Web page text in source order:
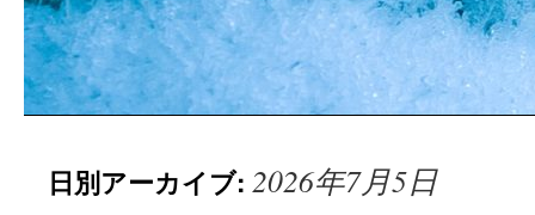
日別アーカイブ: 2026年7月5日